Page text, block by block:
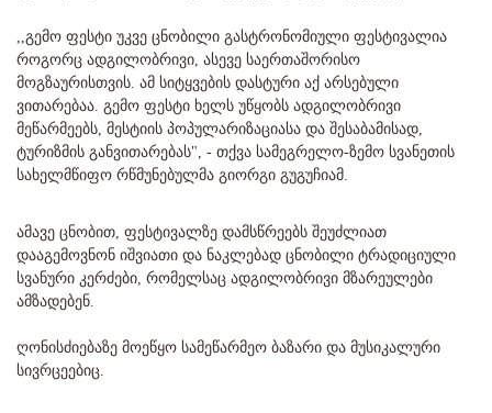
,,გემო ფესტი უკვე ცნობილი გასტრონომიული ფესტივალია
როგორც ადგილობრივი, ასევე საერთაშორისო
მოგზაურისთვის. ამ სიტყვების დასტური აქ არსებული
ვითარებაა. გემო ფესტი ხელს უწყობს ადგილობრივი
მეწარმეებს, მესტიის პოპულარიზაციასა და შესაბამისად,
ტურიზმის განვითარებას", - თქვა სამეგრელო-ზემო სვანეთის
სახელმწიფო რწმუნებულმა გიორგი გუგუჩიამ.
ამავე ცნობით, ფესტივალზე დამსწრეებს შეუძლიათ
დააგემოვნონ იშვიათი და ნაკლებად ცნობილი ტრადიციული
სვანური კერძები, რომელსაც ადგილობრივი მზარეულები
ამზადებენ.
ღონისძიებაზე მოეწყო სამეწარმეო ბაზარი და მუსიკალური
სივრცეებიც.